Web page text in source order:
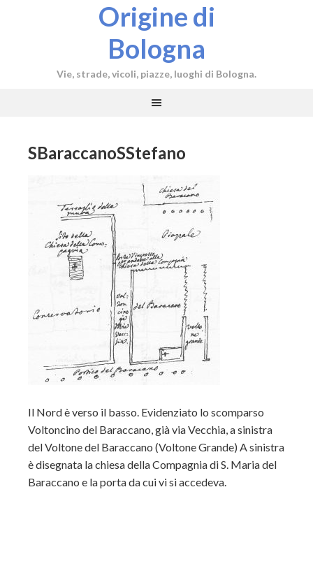
Origine di
Bologna
Vie, strade, vicoli, piazze, luoghi di Bologna.
SBaraccanoSStefano
Il Nord è verso il basso. Evidenziato lo scomparso
Voltoncino del Baraccano, già via Vecchia, a sinistra
del Voltone del Baraccano (Voltone Grande) A sinistra
è disegnata la chiesa della Compagnia di S. Maria del
Baraccano e la porta da cui vi si accedeva.